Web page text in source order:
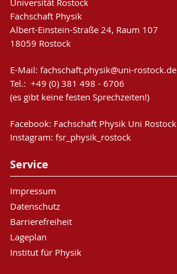
Universität Rostock
Fachschaft Physik
Albert-Einstein-Straße 24, Raum 107
18059 Rostock
E-Mail: fachschaft.physik@uni-rostock.de
Tel.: +49 (0) 381 498 - 6706
(es gibt keine festen Sprechzeiten!)
Facebook: Fachschaft Physik Uni Rostock
Instagram: fsr_physik_rostock
Service
Impressum
Datenschutz
Barrierefreiheit
Lageplan
Institut für Physik